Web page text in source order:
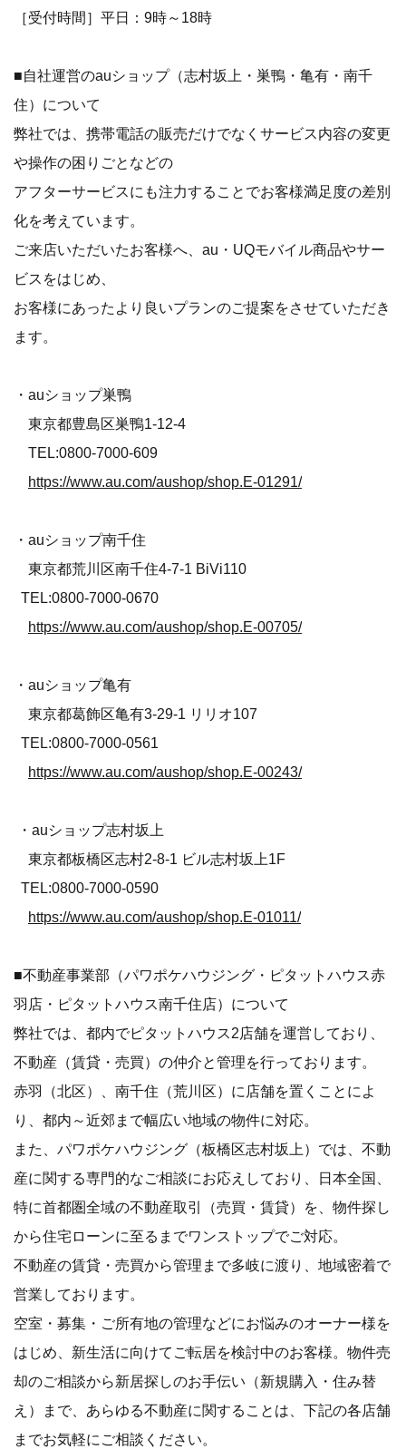
［受付時間］平日：9時～18時
■自社運営のauショップ（志村坂上・巣鴨・亀有・南千
住）について
弊社では、携帯電話の販売だけでなくサービス内容の変更
や操作の困りごとなどの
アフターサービスにも注力することでお客様満足度の差別
化を考えています。
ご来店いただいたお客様へ、au・UQモバイル商品やサー
ビスをはじめ、
お客様にあったより良いプランのご提案をさせていただき
ます。
・auショップ巣鴨
東京都豊島区巣鴨1-12-4
TEL:0800-7000-609
https://www.au.com/aushop/shop.E-01291/
・auショップ南千住
東京都荒川区南千住4-7-1 BiVi110
TEL:0800-7000-0670
https://www.au.com/aushop/shop.E-00705/
・auショップ亀有
東京都葛飾区亀有3-29-1 リリオ107
TEL:0800-7000-0561
https://www.au.com/aushop/shop.E-00243/
・auショップ志村坂上
東京都板橋区志村2-8-1 ビル志村坂上1F
TEL:0800-7000-0590
https://www.au.com/aushop/shop.E-01011/
■不動産事業部（パワポケハウジング・ピタットハウス赤
羽店・ピタットハウス南千住店）について
弊社では、都内でピタットハウス2店舗を運営しており、
不動産（賃貸・売買）の仲介と管理を行っております。
赤羽（北区）、南千住（荒川区）に店舗を置くことによ
り、都内～近郊まで幅広い地域の物件に対応。
また、パワポケハウジング（板橋区志村坂上）では、不動
産に関する専門的なご相談にお応えしており、日本全国、
特に首都圏全域の不動産取引（売買・賃貸）を、物件探し
から住宅ローンに至るまでワンストップでご対応。
不動産の賃貸・売買から管理まで多岐に渡り、地域密着で
営業しております。
空室・募集・ご所有地の管理などにお悩みのオーナー様を
はじめ、新生活に向けてご転居を検討中のお客様。物件売
却のご相談から新居探しのお手伝い（新規購入・住み替
え）まで、あらゆる不動産に関することは、下記の各店舗
までお気軽にご相談ください。